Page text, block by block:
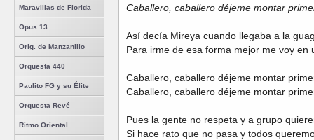
Maravillas de Florida
Opus 13
Orig. de Manzanillo
Orquesta 440
Paulito FG y su Élite
Orquesta Revé
Ritmo Oriental
Caballero, caballero déjeme montar
Así decía Mireya cuando llegaba a la
Para irme de esa forma mejor me voy en
Caballero, caballero déjeme montar
Caballero, caballero déjeme montar
Pues la gente no respeta y a grupo
Si hace rato que no pasa y todos